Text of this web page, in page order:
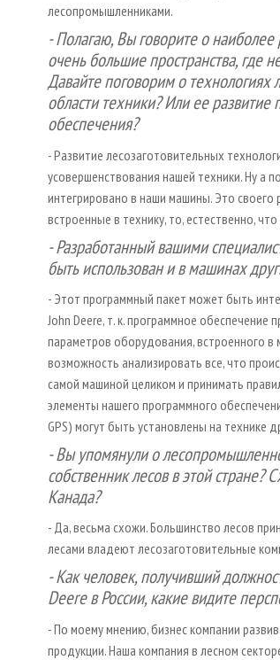
лесопромышленниками.
- Полагаю, Вы говорите о
очень большие пространства, где
Давайте поговорим о технологиях
области техники? Или ее
обеспечения?
- Развитие лесозаготовительных
усовершенствования нашей техники. Ну а
интегрировано в наши машины. Это
встроенные в технику, то, естественно,
- Разработанный вашими
быть использован и в машинах
- Этот программный пакет может быть
John Deere, т. к. программное обеспечение
параметров оборудования, встроенного в
возможность анализировать все, что
самой машиной целиком и принимать
элементы нашего программного
GPS) могут быть установлены на технике
- Вы упомянули о
собственник лесов в этой стране?
Канада?
- Да, весьма схожи. Большинство лесов
лесами владеют лесозаготовительные
- Как человек, получивший
Deere в России, какие видите
- По моему мнению, бизнес компании
продукции. Наша компания в лесном